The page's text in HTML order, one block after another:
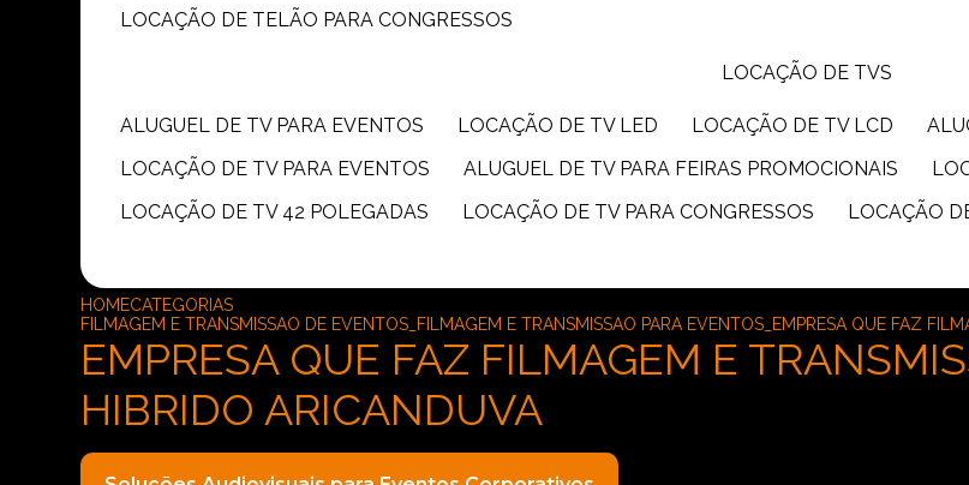
LOCAÇÃO DE TELÃO PARA CONGRESSOS
LOCAÇÃO DE TVS
ALUGUEL DE TV PARA EVENTOS LOCAÇÃO DE TV LED LOCAÇÃO DE TV LCD
LOCAÇÃO DE TV PARA EVENTOS
ALUGUEL DE TV PARA FEIRAS PROMOCIONAIS
LOCAÇÃO DE TV 42 POLEGADAS
LOCAÇÃO DE TV PARA CONGRESSOS LOCAÇÃO
HOMECATEGORIAS
FILMAGEM E TRANSMISSAO DE EVENTOS_FILMAGEM E TRANSMISSAO PARA EVENTOS_EMPRESA QUE FAZ
EMPRESA QUE FAZ FILMAGEM E
HIBRIDO ARICANDUVA